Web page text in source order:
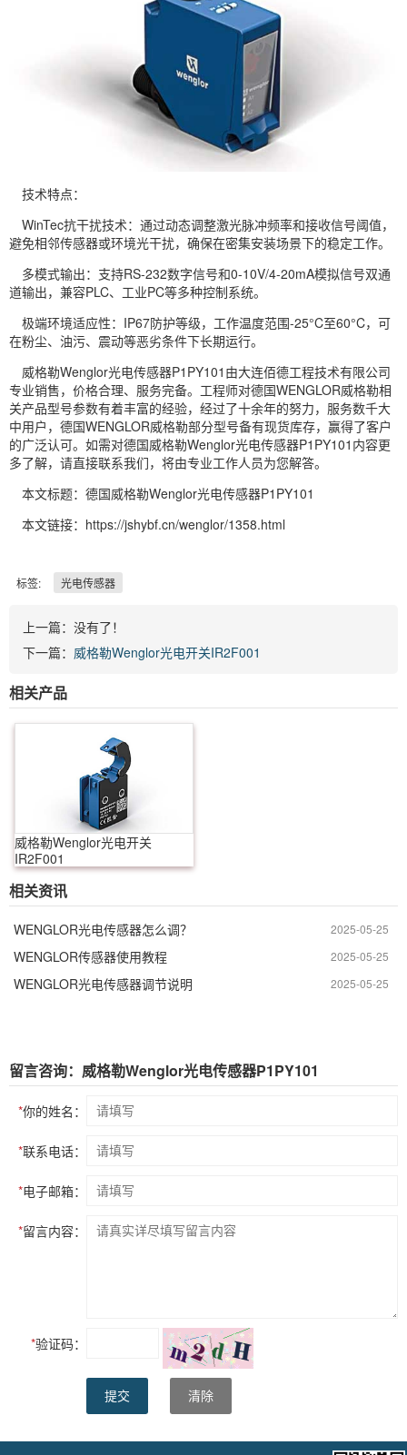
技术特点：
WinTec抗干扰技术：通过动态调整激光脉冲频率和接收信号阈值，
避免相邻传感器或环境光干扰，确保在密集安装场景下的稳定工作。
多模式输出：支持RS-232数字信号和0-10V/4-20mA模拟信号双通
道输出，兼容PLC、工业PC等多种控制系统。
极端环境适应性：IP67防护等级，工作温度范围-25°C至60°C，可
在粉尘、油污、震动等恶劣条件下长期运行。
威格勒Wenglor光电传感器P1PY101由大连佰德工程技术有限公司
专业销售，价格合理、服务完备。工程师对德国WENGLOR威格勒相
关产品型号参数有着丰富的经验，经过了十余年的努力，服务数千大
中用户，德国WENGLOR威格勒部分型号备有现货库存，赢得了客户
的广泛认可。如需对德国威格勒Wenglor光电传感器P1PY101内容更
多了解，请直接联系我们，将由专业工作人员为您解答。
本文标题：德国威格勒Wenglor光电传感器P1PY101
本文链接：https://jshybf.cn/wenglor/1358.html
标签: 光电传感器
上一篇：没有了！
下一篇： 威格勒Wenglor光电开关IR2F001
相关产品
威格勒Wenglor光电开关
IR2F001
相关资讯
2025-05-25
WENGLOR光电传感器怎么调？
2025-05-25
WENGLOR传感器使用教程
2025-05-25
WENGLOR光电传感器调节说明
留言咨询：威格勒Wenglor光电传感器P1PY101
*你的姓名：
*联系电话：
*电子邮箱：
*留言内容：
*验证码：
提交 清除